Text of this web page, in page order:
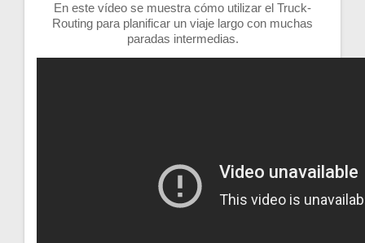
En este vídeo se muestra cómo utilizar el Truck-
Routing para planificar un viaje largo con muchas
paradas intermedias.